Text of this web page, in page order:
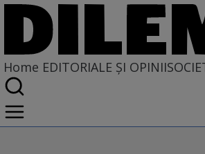
Home EDITORIALE ȘI OPINII